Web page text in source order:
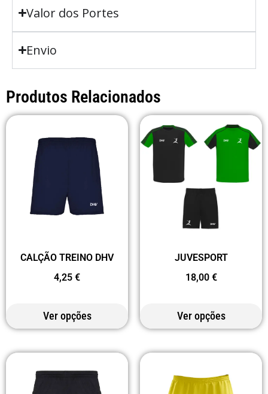
Valor dos Portes
Envio
Produtos Relacionados
CALÇÃO TREINO DHV
4,25 €
Ver opções
JUVESPORT
18,00 €
Ver opções